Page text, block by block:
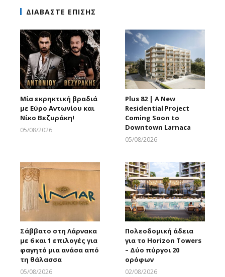
ΔΙΑΒΑΣΤΕ ΕΠΙΣΗΣ
Μία εκρηκτική βραδιά
με Εύρο Αντωνίου και
Νίκο Βεζυράκη!
05/08/2026
Plus 82 | A New
Residential Project
Coming Soon to
Downtown Larnaca
05/08/2026
Σάββατο στη Λάρνακα
με 6 και 1 επιλογές για
φαγητό μια ανάσα από
τη θάλασσα
05/08/2026
Πολεοδομική άδεια
για το Horizon Towers
– Δύο πύργοι 20
ορόφων
02/08/2026